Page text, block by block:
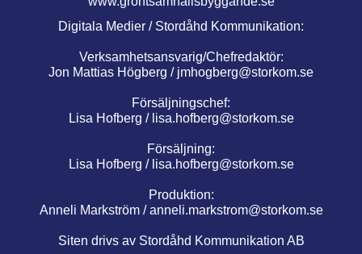
Digitala Medier / Stordåhd Kommunikation:
Verksamhetsansvarig/Chefredaktör:
Jon Mattias Högberg / jmhogberg@storkom.se
Försäljningschef:
Lisa Hofberg / lisa.hofberg@storkom.se
Försäljning:
Lisa Hofberg / lisa.hofberg@storkom.se
Produktion:
Anneli Markström /anneli.markstrom@storkom.se
Siten drivs av Stordåhd Kommunikation AB